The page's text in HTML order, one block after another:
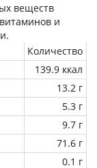
веществ
и
Количество
139.9 ккал
13.2 г
5.3 г
9.7 г
71.6 г
0.1 г